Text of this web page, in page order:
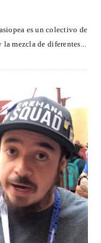
es un colectivo de
mezcla de diferentes...